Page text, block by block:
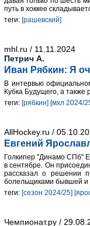
путь в хоккее
теги: [рашевский]
mhl.ru / 11.11.2024
Петрич А.
Иван Рябкин: Я
В интервью
Кубка Будущего, а также
теги: [рябкин] [мхл 2024/
AllHockey.ru /
Евгений
Голкипер "Динамо СПб"
в сентябре. Он
рассказал о решении
болельщиками бывшей и
теги: [сезон 2024/25]
Чемпионат.ру /